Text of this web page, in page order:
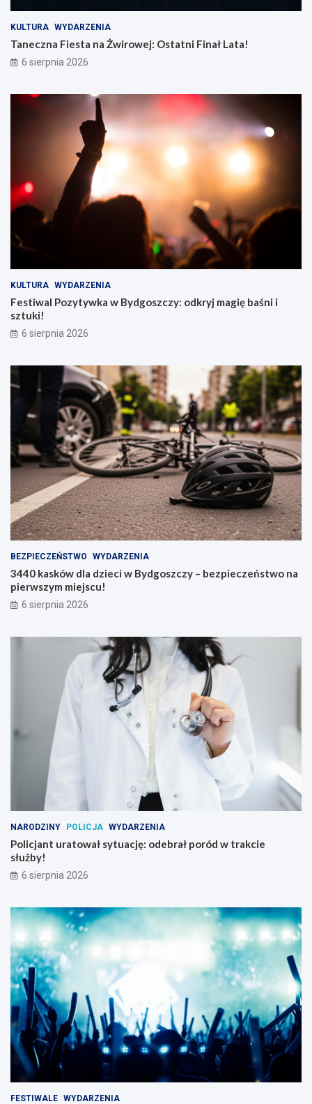
KULTURA WYDARZENIA
Taneczna Fiesta na Żwirowej: Ostatni Finał Lata!
6 sierpnia 2026
KULTURA WYDARZENIA
Festiwal Pozytywka w Bydgoszczy: odkryj magię baśni i
sztuki!
6 sierpnia 2026
BEZPIECZEŃSTWO WYDARZENIA
3440 kasków dla dzieci w Bydgoszczy – bezpieczeństwo na
pierwszym miejscu!
6 sierpnia 2026
NARODZINY POLICJA WYDARZENIA
Policjant uratował sytuację: odebrał poród w trakcie
służby!
6 sierpnia 2026
FESTIWALE WYDARZENIA